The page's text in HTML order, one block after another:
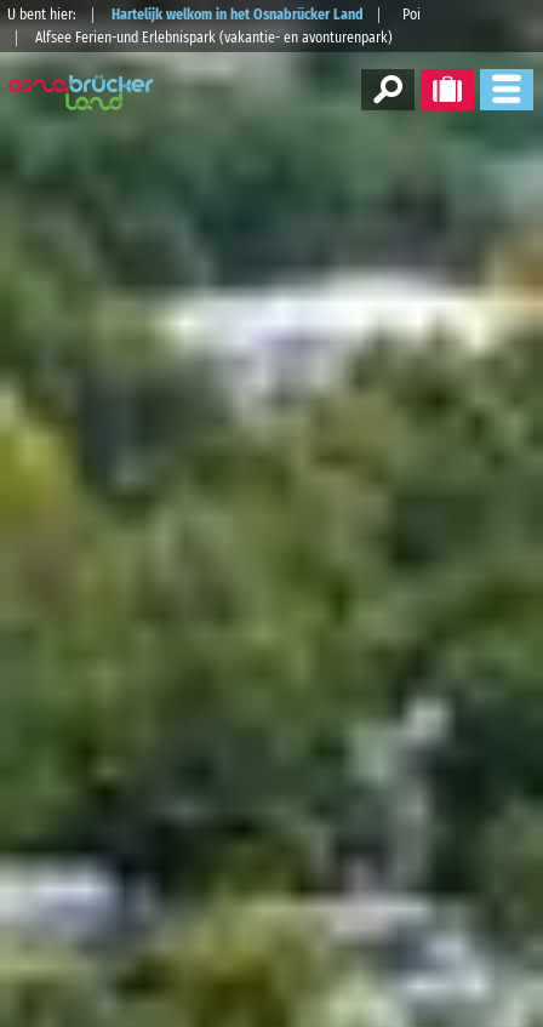
U bent hier: Hartelijk welkom in het Osnabrücker Land
Poi
Alfsee Ferien-und Erlebnispark (vakantie- en avonturenpark)